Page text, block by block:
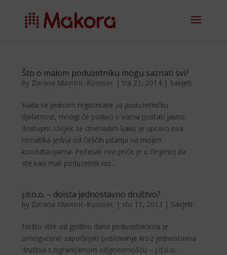
Što o malom poduzetniku mogu saznati svi?
by Zorana Mavricic-Korosec |tra 21, 2014 | Savjeti
Kada se jednom registrirate za poduzetničku
djelatnost, mnogi će podaci o vama postati javno
dostupni. Uvijek se iznenadim kako je upravo ova
tematika jedna od češćih pitanja na mojim
konzultacijama. Početak ove priče je u činjenici da
ste kao mali poduzetnik niz...
j.d.o.o. – doista jednostavno društvo?
by Zorana Mavricic-Korosec | stu 11, 2013 | Savjeti
Nešto više od godinu dana poduzetnicima je
omogućeno započinjati poslovanje kroz jednostavna
društva s ograničenom odgovornošću – j.d.o.o.